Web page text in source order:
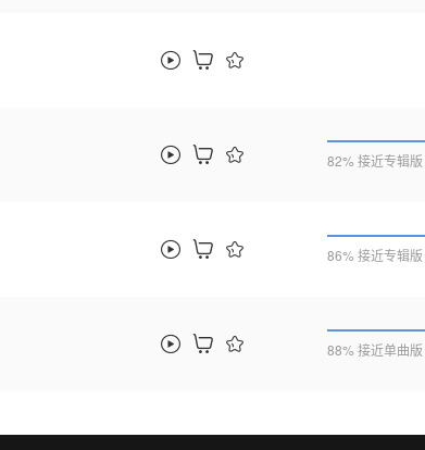
82% 接近专辑版
86% 接近专辑版
88% 接近单曲版